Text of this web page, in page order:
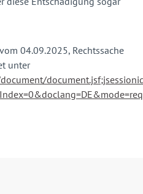
04.09.2025, Rechtssache
unter